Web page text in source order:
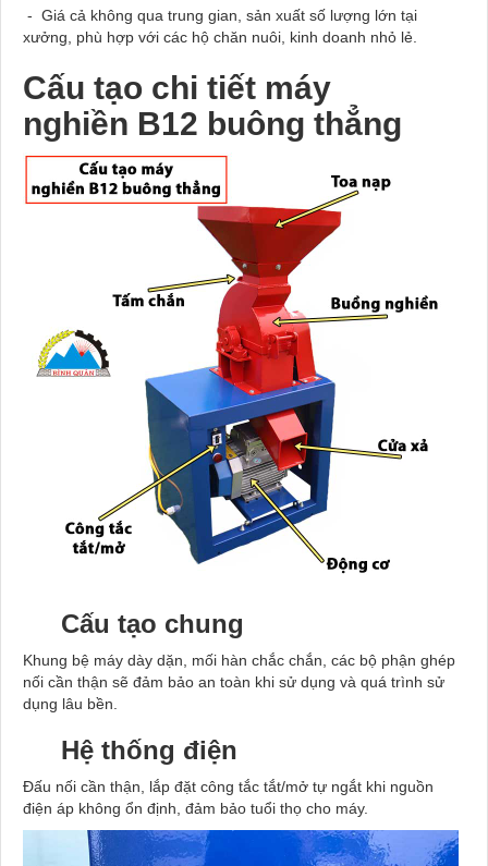
- Giá cả không qua trung gian, sản xuất số lượng lớn tại
xưởng, phù hợp với các hộ chăn nuôi, kinh doanh nhỏ lẻ.
Cấu tạo chi tiết máy
nghiền B12 buông thẳng
Cấu tạo chung
Khung bệ máy dày dặn, mối hàn chắc chắn, các bộ phận ghép
nối cần thận sẽ đảm bảo an toàn khi sử dụng và quá trình sử
dụng lâu bền.
Hệ thống điện
Đấu nối cần thận, lắp đặt công tắc tắt/mở tự ngắt khi nguồn
điện áp không ổn định, đảm bảo tuổi thọ cho máy.